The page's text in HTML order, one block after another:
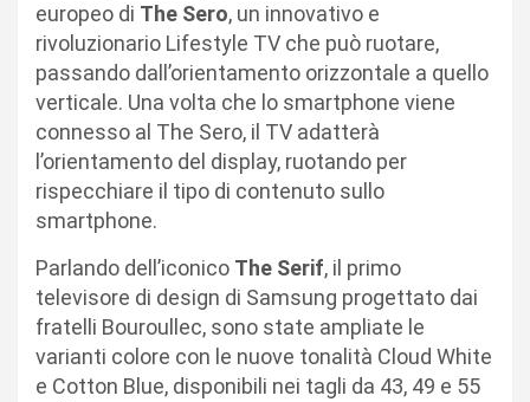
europeo di The Sero, un innovativo e
rivoluzionario Lifestyle TV che può ruotare,
passando dall’orientamento orizzontale a quello
verticale. Una volta che lo smartphone viene
connesso al The Sero, il TV adatterà
l’orientamento del display, ruotando per
rispecchiare il tipo di contenuto sullo
smartphone.
Parlando dell’iconico The Serif, il primo
televisore di design di Samsung progettato dai
fratelli Bouroullec, sono state ampliate le
varianti colore con le nuove tonalità Cloud White
e Cotton Blue, disponibili nei tagli da 43, 49 e 55